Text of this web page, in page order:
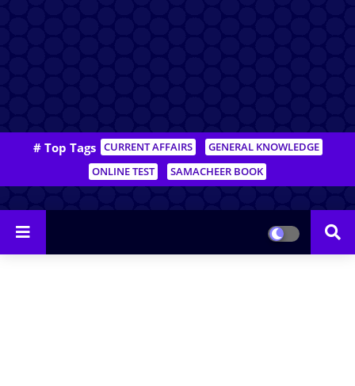
# Top Tags CURRENT AFFAIRS
GENERAL KNOWLEDGE
ONLINE TEST
SAMACHEER BOOK